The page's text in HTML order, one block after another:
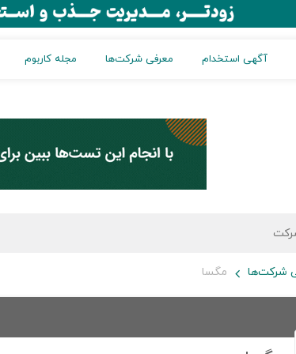
آگهی استخدام معرفی شرکت‌ها مجله کاربوم
شرکت‌ها مگسا